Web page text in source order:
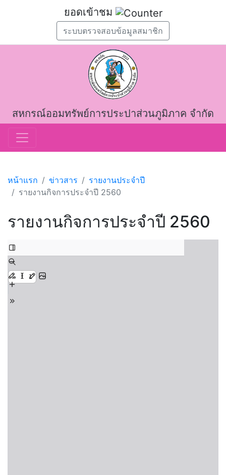
ยอดเข้าชม
ระบบตรวจสอบข้อมูลสมาชิก
สหกรณ์ออมทรัพย์การประปาส่วนภูมิภาค จำกัด
หน้าแรก ข่าวสาร
รายงานประจำปี
รายงานกิจการประจำปี 2560
รายงานกิจการประจำปี 2560